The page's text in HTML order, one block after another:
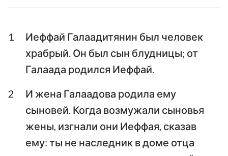
Есфирь Иов
Псалтирь Притчи
Екклесиаст
Исаия Иеремия
Плач Иеремии Иезекииль
1
Иеффай Галаадитянин был человек
храбрый. Он был сын блудницы; от
Галаада родился Иеффай.
2
И жена Галаадова родила ему
сыновей. Когда возмужали сыновья
жены, изгнали они Иеффая, сказав
ему: ты не наследник в доме отца